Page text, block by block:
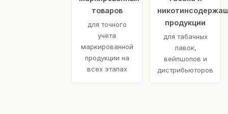
товаров
для точного
учёта
маркированной
продукции на
всех этапах
продукции
для табачных
лавок,
вейпшопов и
дистрибьюторов